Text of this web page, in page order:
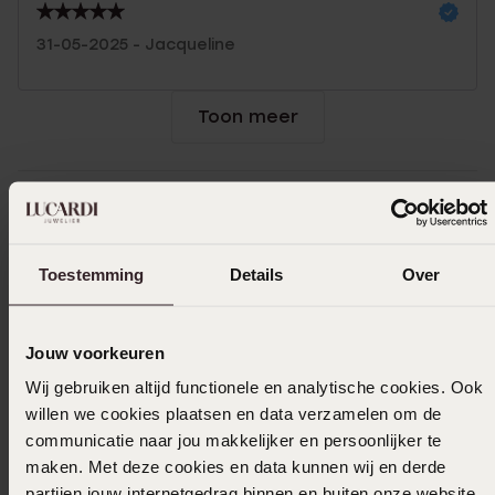
Toestemming Details Over
Jouw voorkeuren
Wij gebruiken altijd functionele en analytische cookies. Ook
willen we cookies plaatsen en data verzamelen om de
communicatie naar jou makkelijker en persoonlijker te
maken. Met deze cookies en data kunnen wij en derde
31-05-2025 - Jacqueline
Toon meer
Ook leuk voor jou